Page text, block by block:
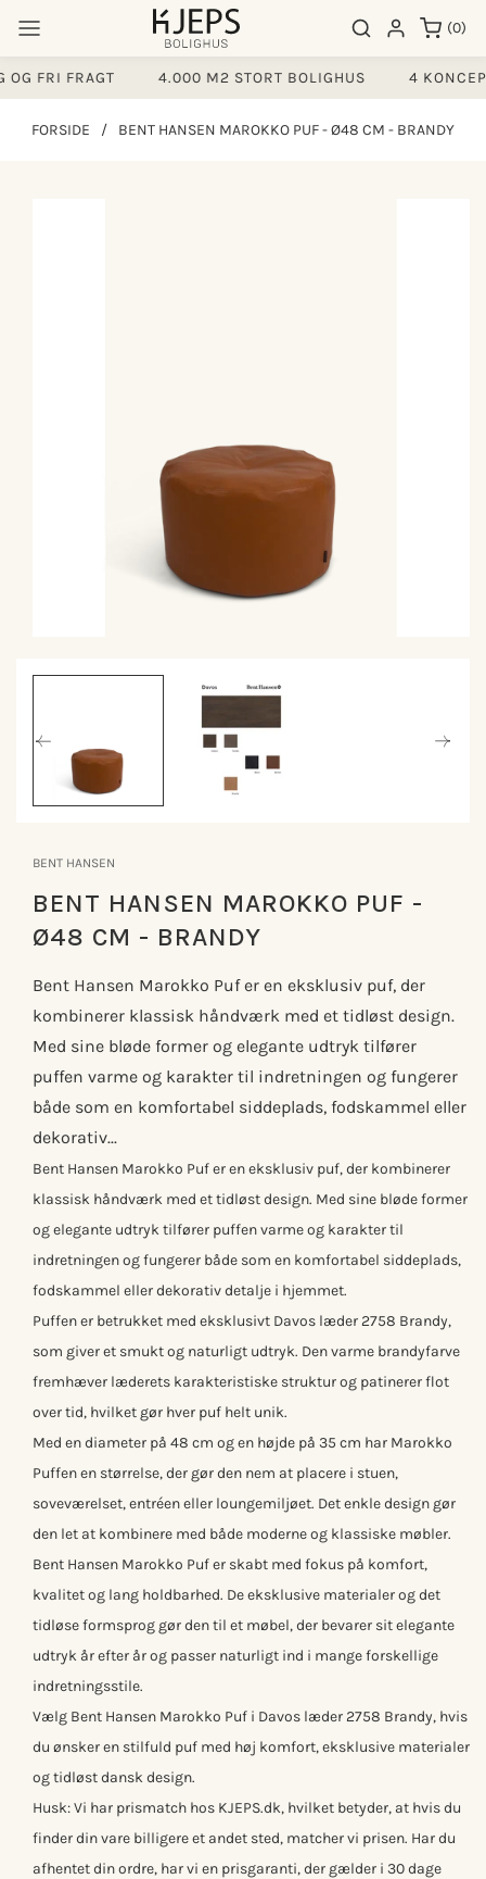
indhold
Søgeresultater
Log ind (0)
0
varer
FRI FRAGT 4.000 M2 STORT BOLIGHUS 4
FORSIDE / BENT HANSEN MAROKKO PUF - Ø48 CM - BRANDY
1
BENT HANSEN
BENT HANSEN MAROKKO PUF -
Ø48 CM - BRANDY
Bent Hansen Marokko Puf er en eksklusiv puf, der
kombinerer klassisk håndværk med et tidløst design.
Med sine bløde former og elegante udtryk tilfører
puffen varme og karakter til indretningen og fungerer
både som en komfortabel siddeplads, fodskammel eller
dekorativ...
Bent Hansen Marokko Puf er en eksklusiv puf, der kombinerer
klassisk håndværk med et tidløst design. Med sine bløde former
og elegante udtryk tilfører puffen varme og karakter til
indretningen og fungerer både som en komfortabel siddeplads,
fodskammel eller dekorativ detalje i hjemmet.
Puffen er betrukket med eksklusivt Davos læder 2758 Brandy,
som giver et smukt og naturligt udtryk. Den varme brandyfarve
fremhæver læderets karakteristiske struktur og patinerer flot
over tid, hvilket gør hver puf helt unik.
Med en diameter på 48 cm og en højde på 35 cm har Marokko
Puffen en størrelse, der gør den nem at placere i stuen,
soveværelset, entréen eller loungemiljøet. Det enkle design gør
den let at kombinere med både moderne og klassiske møbler.
Bent Hansen Marokko Puf er skabt med fokus på komfort,
kvalitet og lang holdbarhed. De eksklusive materialer og det
tidløse formsprog gør den til et møbel, der bevarer sit elegante
udtryk år efter år og passer naturligt ind i mange forskellige
indretningsstile.
Vælg Bent Hansen Marokko Puf i Davos læder 2758 Brandy, hvis
du ønsker en stilfuld puf med høj komfort, eksklusive materialer
og tidløst dansk design.
Husk: Vi har prismatch hos KJEPS.dk, hvilket betyder, at hvis du
finder din vare billigere et andet sted, matcher vi prisen. Har du
afhentet din ordre, har vi en prisgaranti, der gælder i 30 dage